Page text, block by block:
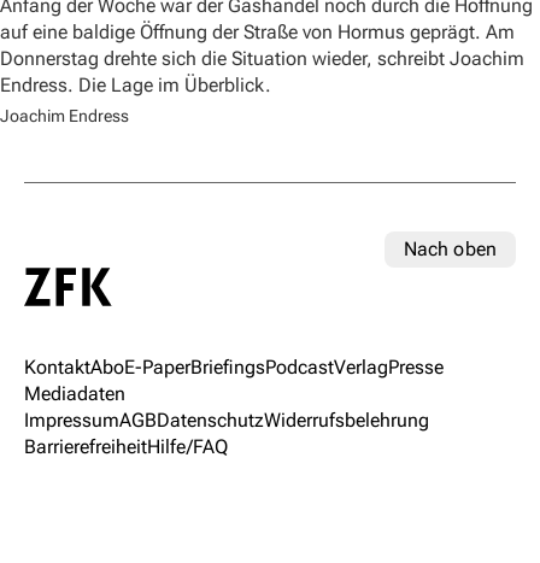
Anfang der Woche war der Gashandel noch durch die Hoffnung
auf eine baldige Öffnung der Straße von Hormus geprägt. Am
Donnerstag drehte sich die Situation wieder, schreibt Joachim
Endress. Die Lage im Überblick.
Joachim Endress
Nach oben
KontaktAboE-PaperBriefingsPodcastVerlagPresse
Mediadaten
ImpressumAGBDatenschutzWiderrufsbelehrung
BarrierefreiheitHilfe/FAQ